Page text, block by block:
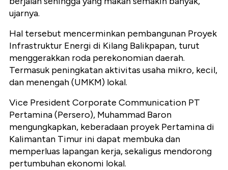
ujarnya.
Hal tersebut mencerminkan pembangunan Proyek
Infrastruktur Energi di Kilang Balikpapan, turut
menggerakkan roda perekonomian daerah.
Termasuk peningkatan aktivitas usaha mikro, kecil,
dan menengah (UMKM) lokal.
Vice President Corporate Communication PT
Pertamina (Persero), Muhammad Baron
mengungkapkan, keberadaan proyek Pertamina di
Kalimantan Timur ini dapat membuka dan
memperluas lapangan kerja, sekaligus mendorong
pertumbuhan ekonomi lokal.